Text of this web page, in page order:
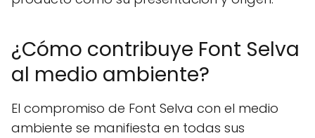
¿Cómo contribuye Font Selva
al medio ambiente?
El compromiso de Font Selva con el medio
ambiente se manifiesta en todas sus